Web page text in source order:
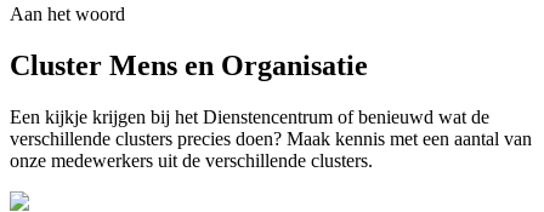
Aan het woord
Cluster Mens en Organisatie
Een kijkje krijgen bij het Dienstencentrum of benieuwd wat de
verschillende clusters precies doen? Maak kennis met een aantal van
onze medewerkers uit de verschillende clusters.